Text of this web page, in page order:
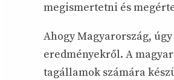
megismertetni és
Ahogy Magyarország,
eredményekről. A
tagállamok számára